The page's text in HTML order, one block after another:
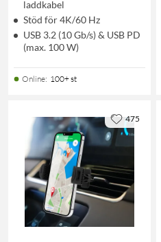
laddkabel
Stöd för 4K/60 Hz
USB 3.2 (10 Gb/s) & USB PD
(max. 100 W)
Online: 100+ st
475